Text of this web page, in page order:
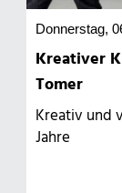
Donnerstag,
Kreativer
Tomer
Kreativ und
Jahre